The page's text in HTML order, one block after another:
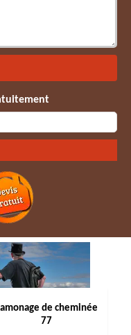
de cheminée
77